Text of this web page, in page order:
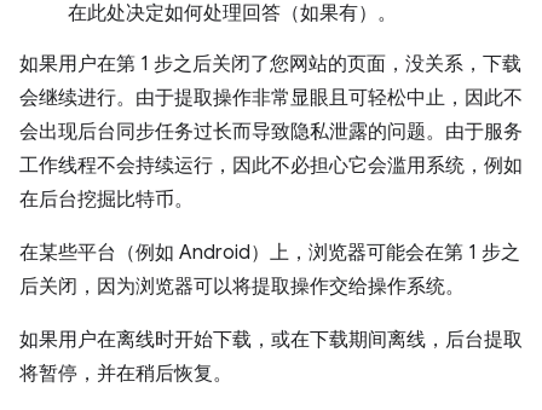
在此处决定如何处理回答（如果有）。
如果用户在第 1 步之后关闭了您网站的页面，没关系，下载
会继续进行。由于提取操作非常显眼且可轻松中止，因此不
会出现后台同步任务过长而导致隐私泄露的问题。由于服务
工作线程不会持续运行，因此不必担心它会滥用系统，例如
在后台挖掘比特币。
在某些平台（例如 Android）上，浏览器可能会在第 1 步之
后关闭，因为浏览器可以将提取操作交给操作系统。
如果用户在离线时开始下载，或在下载期间离线，后台提取
将暂停，并在稍后恢复。